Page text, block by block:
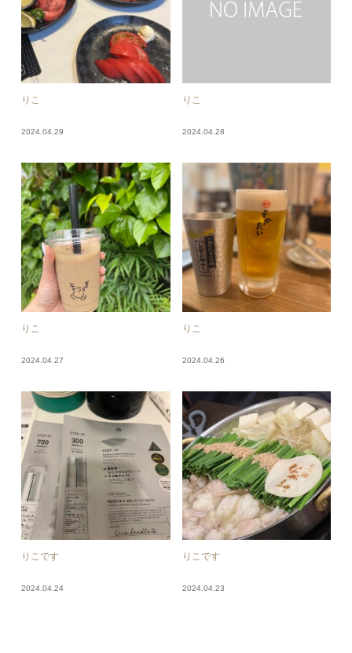
りこ
2024.04.29
りこ
2024.04.28
りこ
2024.04.27
りこ
2024.04.26
りこです
2024.04.24
りこです
2024.04.23